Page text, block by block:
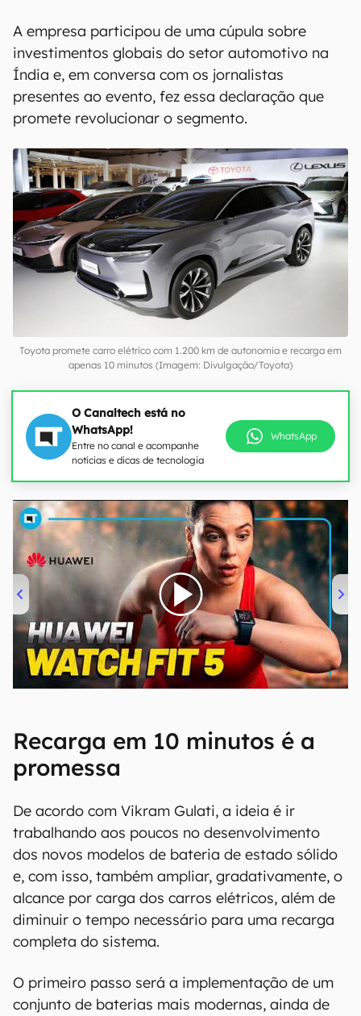
A empresa participou de uma cúpula sobre
investimentos globais do setor automotivo na
Índia e, em conversa com os jornalistas
presentes ao evento, fez essa declaração que
promete revolucionar o segmento.
Toyota promete carro elétrico com 1.200 km de autonomia e recarga em
apenas 10 minutos (Imagem: Divulgação/Toyota)
O Canaltech está no
WhatsApp!
Entre no canal e acompanhe
notícias e dicas de tecnologia
WhatsApp
00:00/04:51
Recarga em 10 minutos é a
promessa
De acordo com Vikram Gulati, a ideia é ir
trabalhando aos poucos no desenvolvimento
dos novos modelos de bateria de estado sólido
e, com isso, também ampliar, gradativamente, o
alcance por carga dos carros elétricos, além de
diminuir o tempo necessário para uma recarga
completa do sistema.
O primeiro passo será a implementação de um
conjunto de baterias mais modernas, ainda de